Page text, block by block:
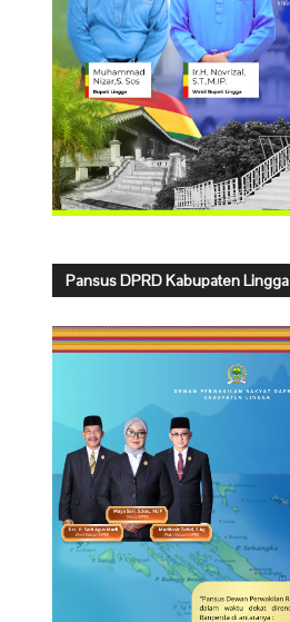
Pansus DPRD Kabupaten Lingga